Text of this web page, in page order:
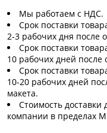
Мы работаем с НДС.
Срок поставки
2-3 рабочих дня после
Срок поставки
10 рабочих дней после
Срок поставки
10-20 рабочих дней
макета.
Стоимость
компании в пределах